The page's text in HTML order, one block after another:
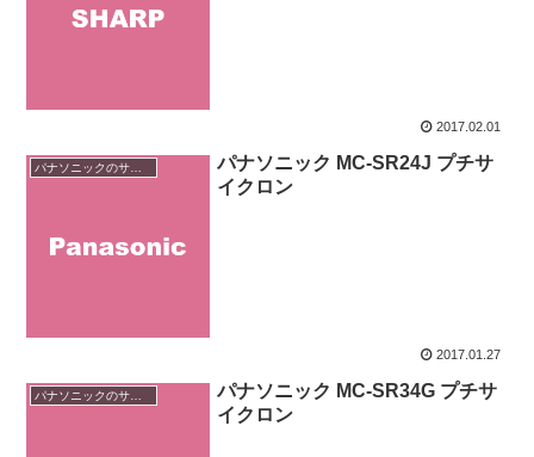
2017.02.01
パナソニックのサイクロン掃除機
パナソニック MC-SR24J プチサ
イクロン
2017.01.27
パナソニックのサイクロン掃除機
パナソニック MC-SR34G プチサ
イクロン